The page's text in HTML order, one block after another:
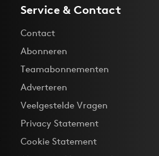
Service & Contact
Contact
Abonneren
Teamabonnementen
Adverteren
Veelgestelde Vragen
Privacy Statement
Cookie Statement